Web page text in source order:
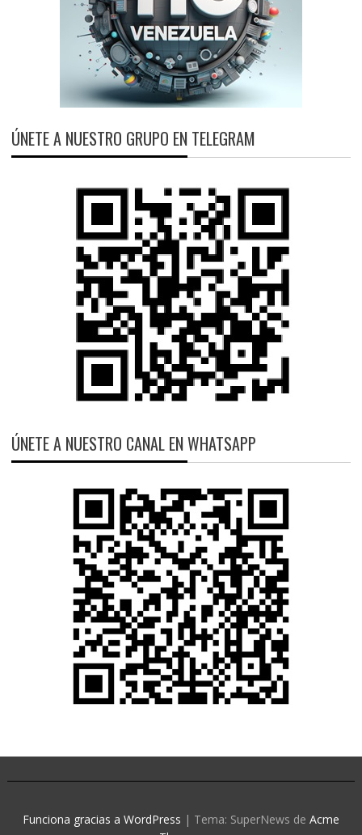
ÚNETE A NUESTRO GRUPO EN TELEGRAM
ÚNETE A NUESTRO CANAL EN WHATSAPP
Funciona gracias a WordPress | Tema: SuperNews de Acme